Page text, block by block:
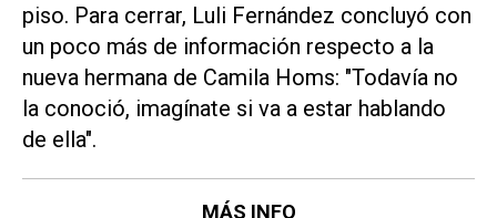
piso. Para cerrar, Luli Fernández concluyó con
un poco más de información respecto a la
nueva hermana de Camila Homs: "Todavía no
la conoció, imagínate si va a estar hablando
de ella".
MÁS INFO